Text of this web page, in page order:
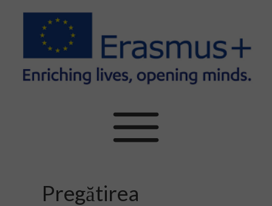
Pregătirea